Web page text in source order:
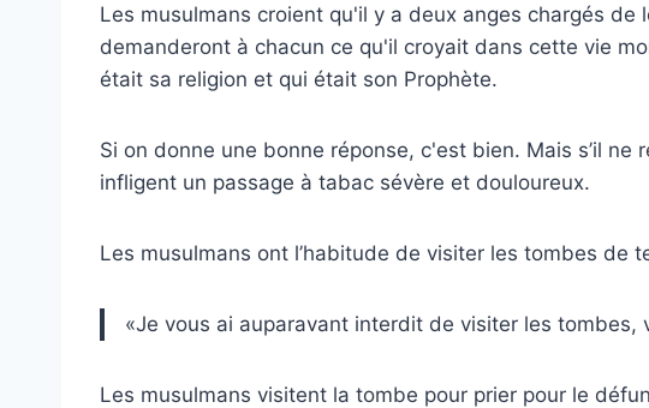
Les musulmans croient qu'il y a deux anges chargés de
demanderont à chacun ce qu'il croyait dans cette vie
était sa religion et qui était son Prophète.
Si on donne une bonne réponse, c'est bien. Mais s’il
infligent un passage à tabac sévère et douloureux.
Les musulmans ont l’habitude de visiter les tombes de
«Je vous ai auparavant interdit de visiter les tombes,
Les musulmans visitent la tombe pour prier pour le